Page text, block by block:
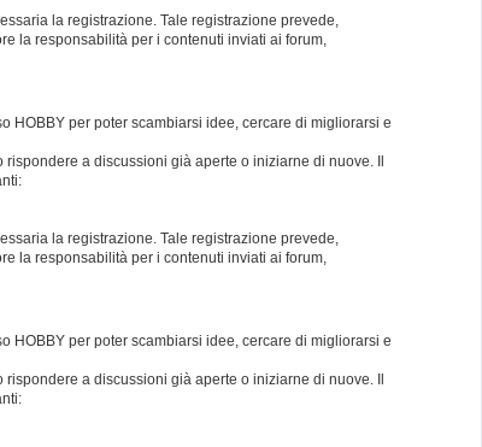
la registrazione. Tale registrazione prevede,
la responsabilità per i contenuti inviati ai forum,
HOBBY per poter scambiarsi idee, cercare di migliorarsi e
a discussioni già aperte o iniziarne di nuove. Il
la registrazione. Tale registrazione prevede,
la responsabilità per i contenuti inviati ai forum,
HOBBY per poter scambiarsi idee, cercare di migliorarsi e
a discussioni già aperte o iniziarne di nuove. Il